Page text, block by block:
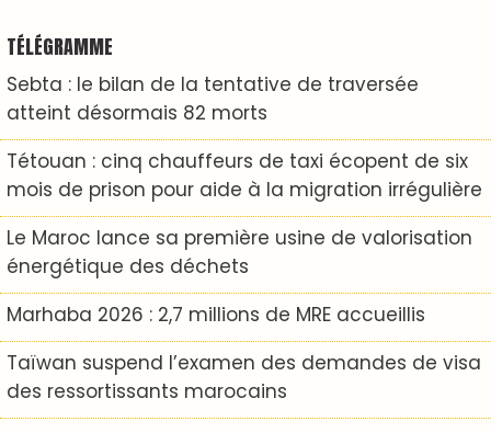
TÉLÉGRAMME
Sebta : le bilan de la tentative de traversée
atteint désormais 82 morts
Tétouan : cinq chauffeurs de taxi écopent de six
mois de prison pour aide à la migration irrégulière
Le Maroc lance sa première usine de valorisation
énergétique des déchets
Marhaba 2026 : 2,7 millions de MRE accueillis
Taïwan suspend l’examen des demandes de visa
des ressortissants marocains